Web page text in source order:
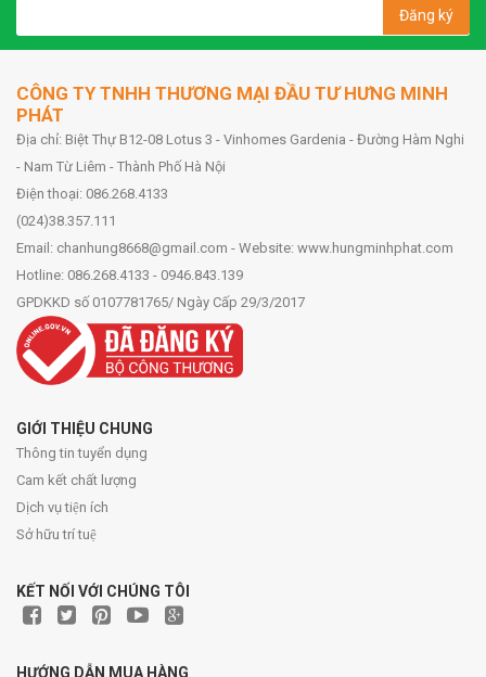
Đăng ký
CÔNG TY TNHH THƯƠNG MẠI ĐẦU TƯ HƯNG MINH
PHÁT
Địa chỉ: Biệt Thự B12-08 Lotus 3 - Vinhomes Gardenia - Đường Hàm Nghi
- Nam Từ Liêm - Thành Phố Hà Nội
Điện thoại: 086.268.4133
(024)38.357.111
Email: chanhung8668@gmail.com - Website: www.hungminhphat.com
Hotline: 086.268.4133 - 0946.843.139
GPDKKD số 0107781765/ Ngày Cấp 29/3/2017
GIỚI THIỆU CHUNG
Thông tin tuyển dụng
Cam kết chất lượng
Dịch vụ tiện ích
Sở hữu trí tuệ
KẾT NỐI VỚI CHÚNG TÔI
HƯỚNG DẪN MUA HÀNG